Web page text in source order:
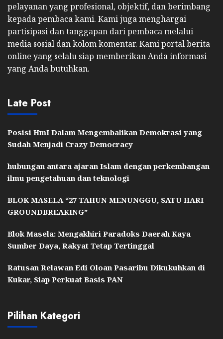
pelayanan yang profesional, objektif, dan berimbang
kepada pembaca kami. Kami juga menghargai
partisipasi dan tanggapan dari pembaca melalui
media sosial dan kolom komentar. Kami portal berita
online yang selalu siap memberikan Anda informasi
yang Anda butuhkan.
Late Post
Posisi HmI Dalam Mengembalikan Demokrasi yang
Sudah Menjadi Crazy Democracy
hubungan antara ajaran Islam dengan perkembangan
ilmu pengetahuan dan teknologi
BLOK MASELA “27 TAHUN MENUNGGU, SATU HARI
GROUNDBREAKING”
Blok Masela: Mengakhiri Paradoks Daerah Kaya
Sumber Daya, Rakyat Tetap Tertinggal
Ratusan Relawan Edi Oloan Pasaribu Dikukuhkan di
Kukar, Siap Perkuat Basis PAN
Pilihan Kategori